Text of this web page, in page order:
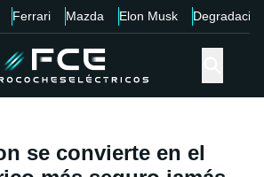
Ferrari Mazda Elon Musk Degradación
se convierte en el